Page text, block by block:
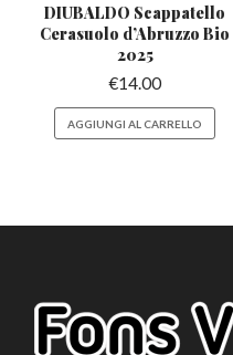
DIUBALDO Scappatello
Cerasuolo d’Abruzzo Bio
2025
€14.00
AGGIUNGI AL CARRELLO